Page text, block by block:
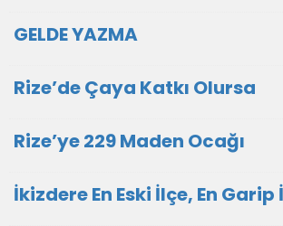
GELDE YAZMA
Rize’de Çaya Katkı Olursa
Rize’ye 229 Maden Ocağı
İkizdere En Eski İlçe, En Garip